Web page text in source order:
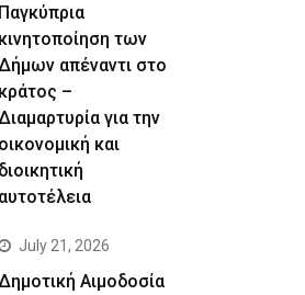
Παγκύπρια
κινητοποίηση των
Δήμων απέναντι στο
κράτος –
Διαμαρτυρία για την
οικονομική και
διοικητική
αυτοτέλεια
July 21, 2026
Δημοτική Αιμοδοσία